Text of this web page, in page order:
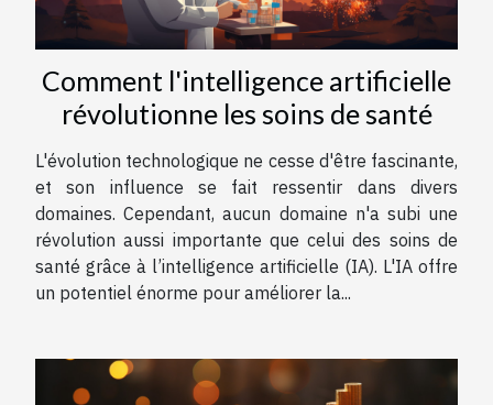
Comment l'intelligence artificielle
révolutionne les soins de santé
L'évolution technologique ne cesse d'être fascinante,
et son influence se fait ressentir dans divers
domaines. Cependant, aucun domaine n'a subi une
révolution aussi importante que celui des soins de
santé grâce à l’intelligence artificielle (IA). L'IA offre
un potentiel énorme pour améliorer la...